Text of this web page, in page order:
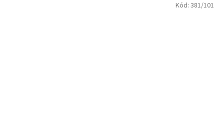
Kód: 381/101